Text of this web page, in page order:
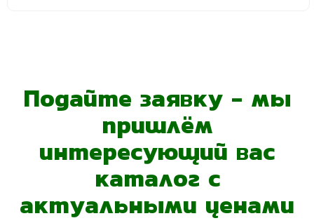
Подайте заявку - мы
пришлём
интересующий вас
каталог с
актуальными ценами